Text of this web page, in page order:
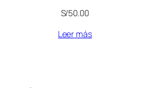
S/50.00
Leer más